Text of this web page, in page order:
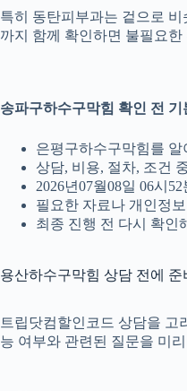
특히 동탄피부과는 겉으로
까지 함께 확인하면 불필요
송파구하수구막힘 확인 전 기
은평구하수구막힘를 알
상담, 비용, 절차, 조건
2026년07월08일 06시
필요한 자료나 개인정
최종 진행 전 다시 확인
용산하수구막힘 상담 전에 준
트립닷컴할인코드 상담을 고
능 여부와 관련된 질문을 미